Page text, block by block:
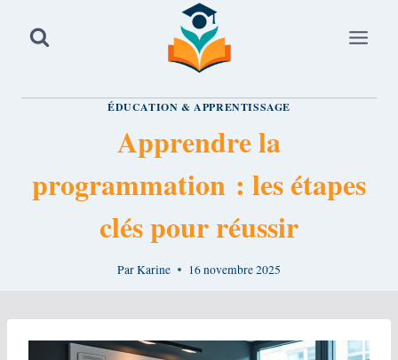
ÉDUCATION & APPRENTISSAGE
Apprendre la
programmation : les étapes
clés pour réussir
ParKarine 16 novembre 2025